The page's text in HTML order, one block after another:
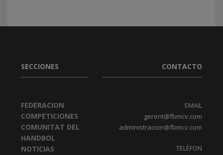
SECCIONES
FEDERACION
COMPETICIONES
COMUNITAT DEL
HANDBOL
NOTICIAS
CONTACTO
EMAIL
gerent@fbmcv.com
administracion@fbmcv.com
TELÈFON